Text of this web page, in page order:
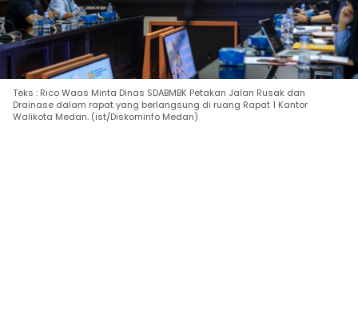
Teks : Rico Waas Minta Dinas SDABMBK Petakan Jalan Rusak dan
Drainase dalam rapat yang berlangsung di ruang Rapat 1 Kantor
Walikota Medan. (ist/Diskominfo Medan)